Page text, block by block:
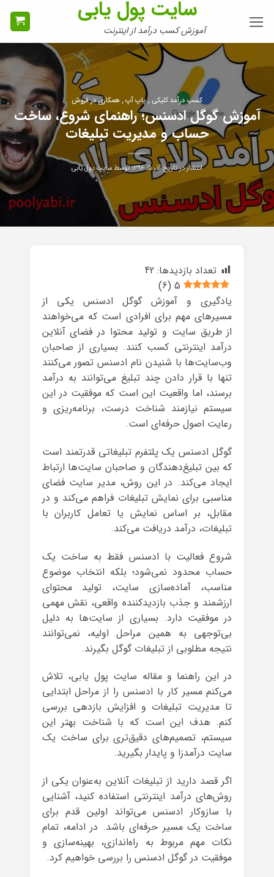
سایت پول یابی
آموزش کسب درآمد از اینترنت
کسب درآمد کلیکی , پاپ آپ , همکاری در فروش
آموزش گوگل ادسنس؛ راهنمای شروع، ساخت
حساب و مدیریت تبلیغات
انتشار در تاریخآذر ۵, ۱۳۹۶ توسط سایت پول یابی
تعداد بازدیدها: 42
5
(
6
)
یادگیری و آموزش گوگل ادسنس یکی از
مسیرهای مهم برای افرادی است که می‌خواهند
از طریق سایت و تولید محتوا در فضای آنلاین
درآمد اینترنتی کسب کنند. بسیاری از صاحبان
وب‌سایت‌ها با شنیدن نام ادسنس تصور می‌کنند
تنها با قرار دادن چند تبلیغ می‌توانند به درآمد
برسند، اما واقعیت این است که موفقیت در این
سیستم نیازمند شناخت درست، برنامه‌ریزی و
رعایت اصول حرفه‌ای است.
گوگل ادسنس یک پلتفرم تبلیغاتی قدرتمند است
که بین تبلیغ‌دهندگان و صاحبان سایت‌ها ارتباط
ایجاد می‌کند. در این روش، مدیر سایت فضای
مناسبی برای نمایش تبلیغات فراهم می‌کند و در
مقابل، بر اساس نمایش یا تعامل کاربران با
تبلیغات، درآمد دریافت می‌کند.
شروع فعالیت با ادسنس فقط به ساخت یک
حساب محدود نمی‌شود؛ بلکه انتخاب موضوع
مناسب، آماده‌سازی سایت، تولید محتوای
ارزشمند و جذب بازدیدکننده واقعی، نقش مهمی
در موفقیت دارد. بسیاری از سایت‌ها به دلیل
بی‌توجهی به همین مراحل اولیه، نمی‌توانند
نتیجه مطلوبی از تبلیغات گوگل بگیرند.
در این راهنما و مقاله سایت پول یابی، تلاش
می‌کنم مسیر کار با ادسنس را از مراحل ابتدایی
تا مدیریت تبلیغات و افزایش بازدهی بررسی
کنم. هدف این است که با شناخت بهتر این
سیستم، تصمیم‌های دقیق‌تری برای ساخت یک
سایت درآمدزا و پایدار بگیرید.
اگر قصد دارید از تبلیغات آنلاین به‌عنوان یکی از
روش‌های درآمد اینترنتی استفاده کنید، آشنایی
با سازوکار ادسنس می‌تواند اولین قدم برای
ساخت یک مسیر حرفه‌ای باشد. در ادامه، تمام
نکات مهم مربوط به راه‌اندازی، بهینه‌سازی و
موفقیت در گوگل ادسنس را بررسی خواهیم کرد.